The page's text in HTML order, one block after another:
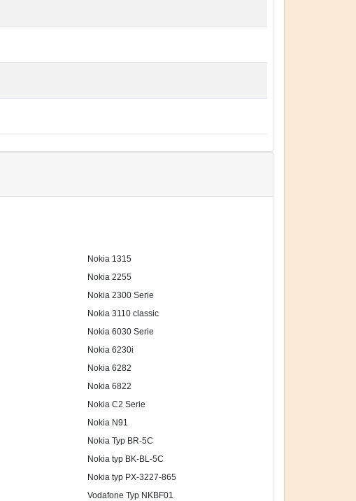
Nokia 1315
Nokia 2255
Nokia 2300 Serie
Nokia 3110 classic
Nokia 6030 Serie
Nokia 6230i
Nokia 6282
Nokia 6822
Nokia C2 Serie
Nokia N91
Nokia Typ BR-5C
Nokia typ BK-BL-5C
Nokia typ PX-3227-865
Vodafone Typ NKBF01